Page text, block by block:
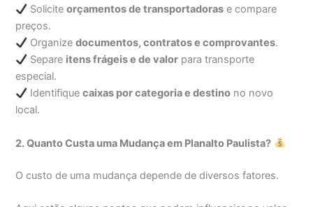
Soliciteorçamentos de transportadoras e compare
preços.
Organizedocumentos, contratos e comprovantes.
Separe itens frágeis e de valor para transporte
especial.
Identifiquecaixas por categoria e destino no novo
local.
2. Quanto Custa uma Mudança em Planalto Paulista?
O custo de uma mudança depende de diversos fatores.